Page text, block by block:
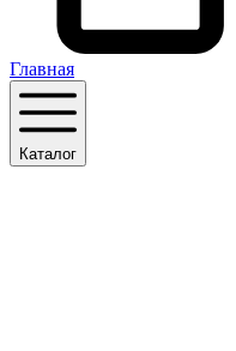
Главная
Каталог